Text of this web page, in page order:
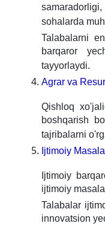
sohalarda
Talabalarni
barqaror
tayyorlaydi.
Agrar va
Qishloq
boshqarish
tajribalarni
Ijtimoiy
Ijtimoiy
ijtimoiy
Talabalar
innovatsion